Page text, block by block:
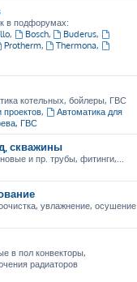
в подфорумах:
, Bosch, Buderus,
Protherm, Thermona,
котельных, бойлеры, ГВС
,
Автоматика для
ГВС
скважины
и пр. трубы, фитинги,...
увлажнение, осушение
в пол конвекторы,
радиаторов